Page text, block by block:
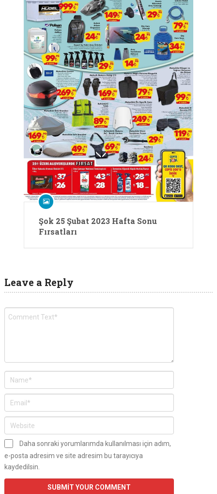
Şok 25 Şubat 2023 Hafta Sonu
Fırsatları
Leave a Reply
Daha sonraki yorumlarımda kullanılması için adım,
e-posta adresim ve site adresim bu tarayıcıya
kaydedilsin.